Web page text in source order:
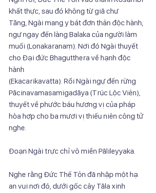
khất thực, sau đó không từ giã chư
Tăng, Ngài mang y bát đơn thân độc hành,
ngự ngay đến làng Balaka của người làm
muối (Lonakaranaṃ). Nơi đó Ngài thuyết
cho Đại đức Bhagutthera về hạnh độc
hành
(Ekacarikavatta). Rồi Ngài ngự đến rừng
Pācinavamasamigadāya (Trúc Lộc Viên),
thuyết về phước báu hương vị của pháp
hòa hợp cho ba mươi vị thiếu niên công tử
nghe.
Đoạn Ngài trực chỉ vô miền Pālileyyaka.
Nghe rằng Đức Thế Tôn đã nhập một hạ
an vui nơi đó, dưới gốc cây Tāla xinh